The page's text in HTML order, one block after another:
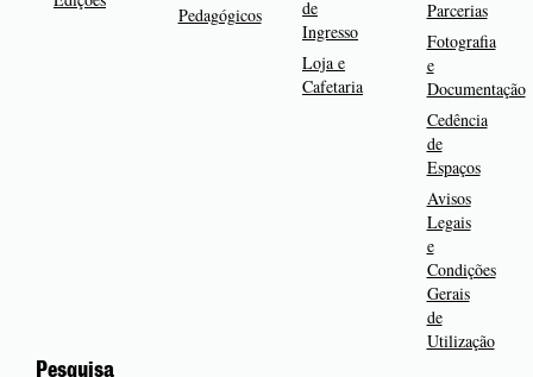
Pedagógicos
de
Ingresso
Loja e
Cafetaria
Parcerias
Fotografia
e
Documentação
Cedência
de
Espaços
Avisos
Legais
e
Condições
Gerais
de
Utilização
Pesquisa